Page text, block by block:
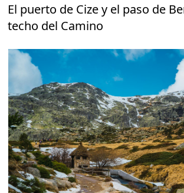
El puerto de Cize y el paso de
techo del Camino